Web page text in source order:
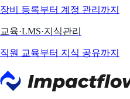
장비 등록부터 계정 관리까지
교육·LMS·지식관리
직원 교육부터 지식 공유까지